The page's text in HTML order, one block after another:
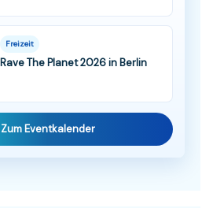
Freizeit
Rave The Planet 2026 in Berlin
Zum Eventkalender